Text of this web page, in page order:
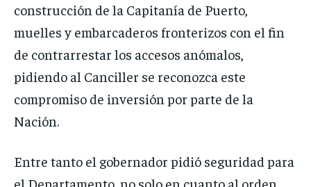
construcción de la Capitanía de Puerto,
muelles y embarcaderos fronterizos con el fin
de contrarrestar los accesos anómalos,
pidiendo al Canciller se reconozca este
compromiso de inversión por parte de la
Nación.
Entre tanto el gobernador pidió seguridad para
el Departamento, no solo en cuanto al orden